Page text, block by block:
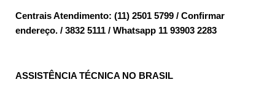
Centrais Atendimento: (11) 2501 5799 / Confirmar
endereço. / 3832 5111 / Whatsapp 11 93903 2283
ASSISTÊNCIA TÉCNICA NO BRASIL